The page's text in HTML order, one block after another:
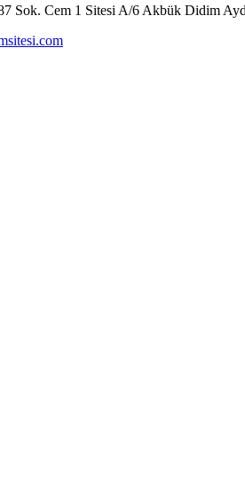
Sok. Cem 1 Sitesi A/6 Akbük Didim